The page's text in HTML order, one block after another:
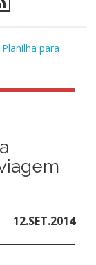
para
12.SET.2014